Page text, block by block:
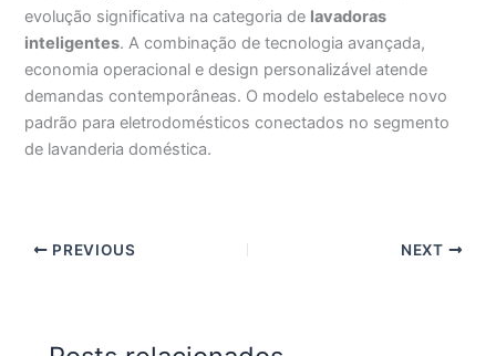
evolução significativa na categoria de lavadoras
inteligentes. A combinação de tecnologia avançada,
economia operacional e design personalizável atende
demandas contemporâneas. O modelo estabelece novo
padrão para eletrodomésticos conectados no segmento
de lavanderia doméstica.
PREVIOUS NEXT